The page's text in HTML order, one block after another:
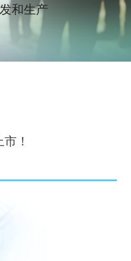
！
和生产